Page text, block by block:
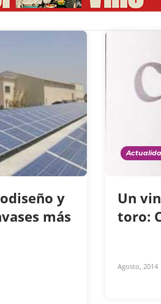
y
más
Un
toro:
Agosto, 2014